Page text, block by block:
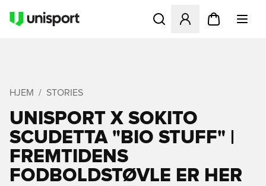
Åbner en Modal til at
HJEM STORIES
UNISPORT X SOKITO
SCUDETTA "BIO STUFF" |
FREMTIDENS
FODBOLDSTØVLE ER HER